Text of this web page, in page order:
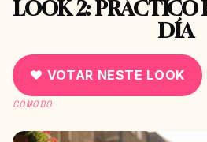
LOOK 2: PRÁCTICO
DÍA
♥ VOTAR NESTE LOOK
CÓMODO